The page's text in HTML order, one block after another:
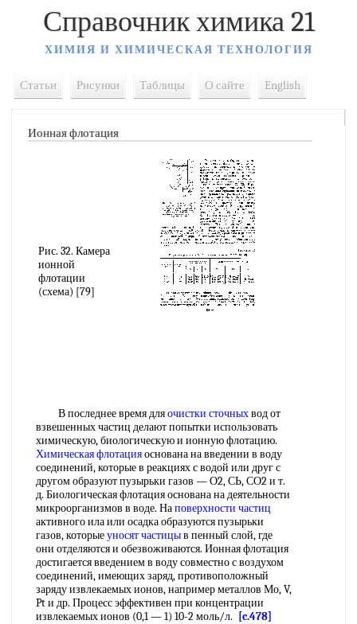
Справочник химика 21
ХИМИЯ И ХИМИЧЕСКАЯ ТЕХНОЛОГИЯ
Статьи Рисунки Таблицы О сайте English
Ионная флотация
Рис. 32. Камера
ионной
флотации
(схема) [79]
В последнее время дляочистки сточныхвод от
взвешенных частиц делают попытки использовать
химическую, биологическую и ионную флотацию.
Химическая флотацияоснована на введении в воду
соединений, которые в реакциях с водой или друг с
другом образуют пузырьки газов — О2, СЬ, СО2 и т.
д. Биологическая флотация основана на деятельности
микроорганизмов в воде. Наповерхности частиц
активного ила или осадка образуются пузырьки
газов, которыеуносят частицыв пенный слой, где
они отделяются и обезвоживаются. Ионная флотация
достигается введением в воду совместно с воздухом
соединений, имеющих заряд, противоположный
заряду извлекаемых ионов, например металлов Мо, V,
Pt и др. Процесс эффективен при концентрации
извлекаемых ионов (0,1 — 1) 10-2 моль/л.
[c.478]